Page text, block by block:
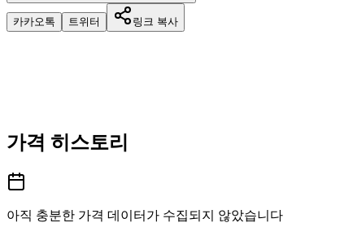
카카오톡 트위터 링크 복사
가격 히스토리
아직 충분한 가격 데이터가 수집되지 않았습니다